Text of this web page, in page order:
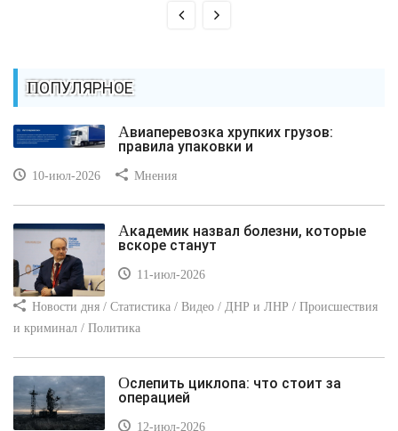
ПОПУЛЯРНОЕ
Авиаперевозка хрупких грузов:
правила упаковки и
10-июл-2026 Мнения
Академик назвал болезни, которые
вскоре станут
11-июл-2026
Новости дня / Статистика / Видео / ДНР и ЛНР / Происшествия
и криминал / Политика
Ослепить циклопа: что стоит за
операцией
12-июл-2026